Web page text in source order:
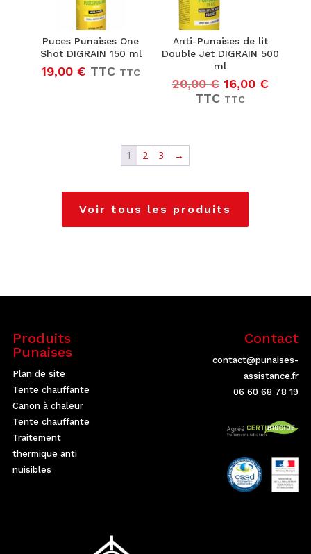
Puces Punaises One
Shot DIGRAIN 150 ml
19,00€ TTC TTC
Anti-Punaises de lit
Double Jet DIGRAIN 500
ml
20,00€ Le
prix
16,00 €Le
TTC TTC
1 2 3 →
Voir tous les produits
Produits
Punaises
Plan de site
Tente chauffante
Canon à chaleur
Tente chauffante
Traitement
thermique anti
nuisibles
Contact
contact@punaises-
assistance.fr
06 60 68 78 19